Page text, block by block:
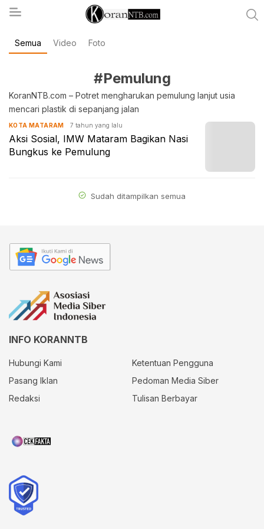
koranntb.com
Semua Video Foto
#Pemulung
KoranNTB.com – Potret mengharukan pemulung lanjut usia
mencari plastik di sepanjang jalan
KOTA MATARAM 7 tahun yang lalu
Aksi Sosial, IMW Mataram Bagikan Nasi
Bungkus ke Pemulung
Sudah ditampilkan semua
INFO KORANNTB
Hubungi Kami
Ketentuan Pengguna
Pasang Iklan
Pedoman Media Siber
Redaksi
Tulisan Berbayar